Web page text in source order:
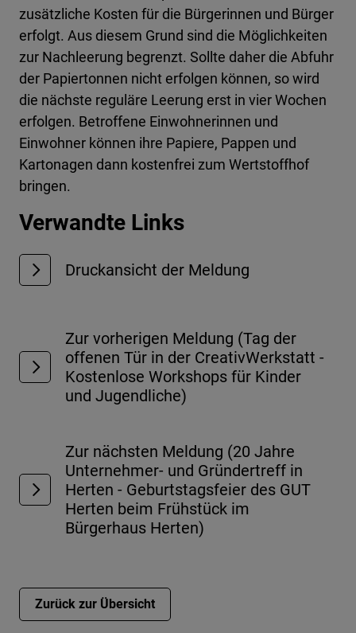
zusätzliche Kosten für die Bürgerinnen und Bürger
erfolgt. Aus diesem Grund sind die Möglichkeiten
zur Nachleerung begrenzt. Sollte daher die Abfuhr
der Papiertonnen nicht erfolgen können, so wird
die nächste reguläre Leerung erst in vier Wochen
erfolgen. Betroffene Einwohnerinnen und
Einwohner können ihre Papiere, Pappen und
Kartonagen dann kostenfrei zum Wertstoffhof
bringen.
Verwandte Links
Druckansicht der Meldung
Zur vorherigen Meldung (Tag der
offenen Tür in der CreativWerkstatt -
Kostenlose Workshops für Kinder
und Jugendliche)
Zur nächsten Meldung (20 Jahre
Unternehmer- und Gründertreff in
Herten - Geburtstagsfeier des GUT
Herten beim Frühstück im
Bürgerhaus Herten)
Zurück zur Übersicht